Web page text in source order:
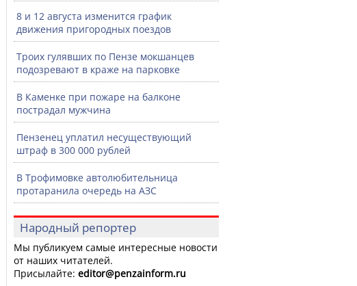
8 и 12 августа изменится график
движения пригородных поездов
Троих гулявших по Пензе мокшанцев
подозревают в краже на парковке
В Каменке при пожаре на балконе
пострадал мужчина
Пензенец уплатил несуществующий
штраф в 300 000 рублей
В Трофимовке автолюбительница
протаранила очередь на АЗС
Народный репортер
Мы публикуем самые интересные новости
от наших читателей.
Присылайте: editor@penzainform.ru